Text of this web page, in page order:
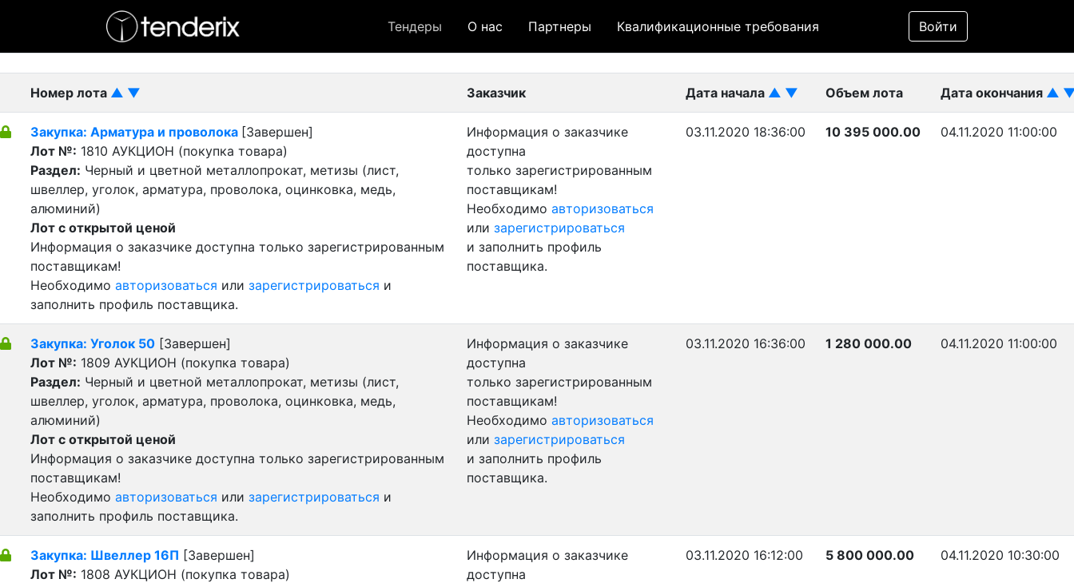
Тендеры О нас Партнеры Квалификационные требования Войти
Фильтр
- Завершенный лот
Номер лота ▲ ▼ Заказчик Дата начала ▲ ▼ Объем лота Дата окончания ▲
Закупка: Арматура и проволока [Завершен]
Лот №: 1810 АУКЦИОН (покупка товара)
Раздел: Черный и цветной металлопрокат, метизы (лист,
швеллер, уголок, арматура, проволока, оцинковка, медь,
алюминий)
Лот с открытой ценой
Информация о заказчике доступна только зарегистрированным
поставщикам!
Необходимо авторизоваться или зарегистрироваться и
заполнить профиль поставщика.
Информация о заказчике
доступна
только зарегистрированным
поставщикам!
Необходимо авторизоваться
или зарегистрироваться
и заполнить профиль
поставщика.
03.11.2020 18:36:00 10 395 000.00 04.11.2020 11:00:00
Закупка: Уголок 50 [Завершен]
Лот №: 1809 АУКЦИОН (покупка товара)
Раздел: Черный и цветной металлопрокат, метизы (лист,
швеллер, уголок, арматура, проволока, оцинковка, медь,
алюминий)
Лот с открытой ценой
Информация о заказчике доступна только зарегистрированным
поставщикам!
Необходимо авторизоваться или зарегистрироваться и
заполнить профиль поставщика.
Информация о заказчике
доступна
только зарегистрированным
поставщикам!
Необходимо авторизоваться
или зарегистрироваться
и заполнить профиль
поставщика.
03.11.2020 16:36:00 1 280 000.00 04.11.2020 11:00:00
Закупка: Швеллер 16П [Завершен]
Лот №: 1808 АУКЦИОН (покупка товара)
Информация о заказчике
доступна
03.11.2020 16:12:00 5 800 000.00 04.11.2020 10:30:00